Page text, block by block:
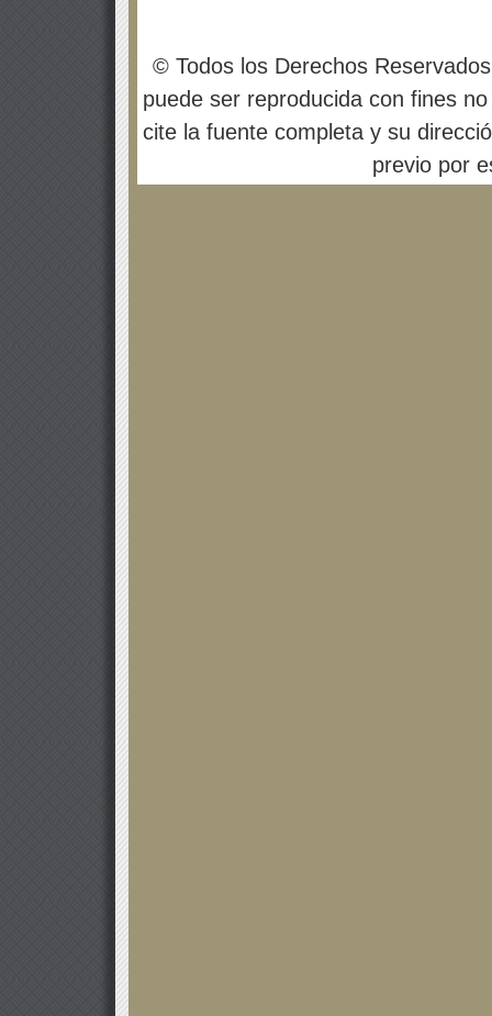
© Todos los Derechos
puede ser reproducida con fines
cite la fuente completa y su
previo por